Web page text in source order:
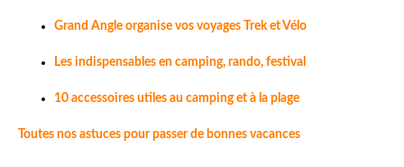
Grand Angle organise vos voyages Trek et Vélo
Les indispensables en camping, rando, festival
10 accessoires utiles au camping et à la plage
Toutes nos astuces pour passer de bonnes vacances